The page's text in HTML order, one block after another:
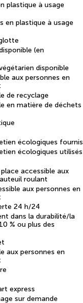
plastique à usage
en plastique à usage
(en
disponible
aux personnes en
de recyclage
en matière de déchets
écologiques fournis
écologiques utilisés
accessible aux
roulant
aux personnes en
24 h/24
dans la durabilité/la
% ou plus des
aux personnes en
express
sur demande